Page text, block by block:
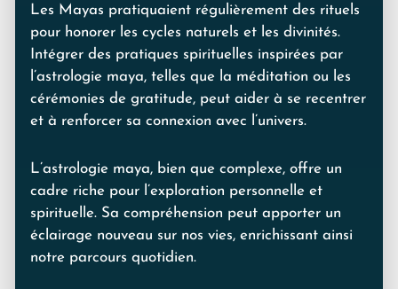
Les Mayas pratiquaient régulièrement des rituels
pour honorer les cycles naturels et les divinités.
Intégrer des pratiques spirituelles inspirées par
l’astrologie maya, telles que la méditation ou les
cérémonies de gratitude, peut aider à se recentrer
et à renforcer sa connexion avec l’univers.
L’astrologie maya, bien que complexe, offre un
cadre riche pour l’exploration personnelle et
spirituelle. Sa compréhension peut apporter un
éclairage nouveau sur nos vies, enrichissant ainsi
notre parcours quotidien.